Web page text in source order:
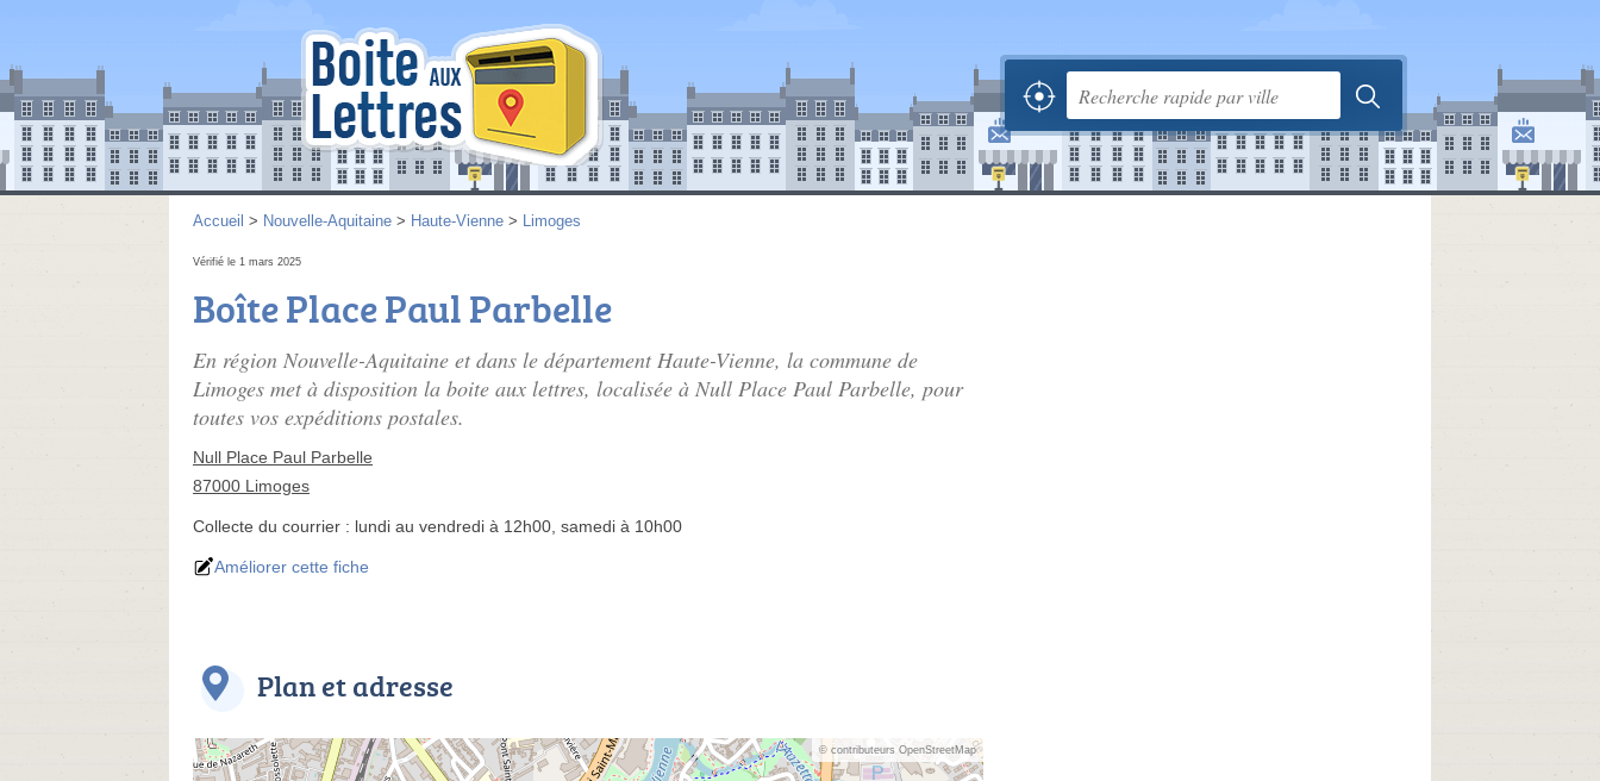
Accueil > Nouvelle-Aquitaine > Haute-Vienne > Limoges
Vérifié le 1 mars 2025
Boîte Place Paul Parbelle
En région Nouvelle-Aquitaine et dans le département Haute-Vienne, la commune de
Limoges met à disposition la boite aux lettres, localisée à Null Place Paul Parbelle, pour
toutes vos expéditions postales.
Null Place Paul Parbelle
87000 Limoges
Collecte du courrier : lundi au vendredi à 12h00, samedi à 10h00
Améliorer cette fiche
Plan et adresse
© contributeurs OpenStreetMap